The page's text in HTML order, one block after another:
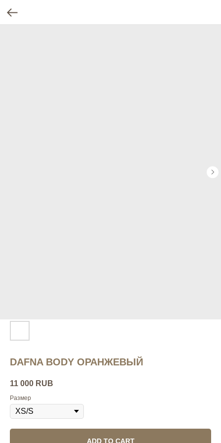
DAFNA BODY ОРАНЖЕВЫЙ
11 000 RUB
Размер
ADD TO CART